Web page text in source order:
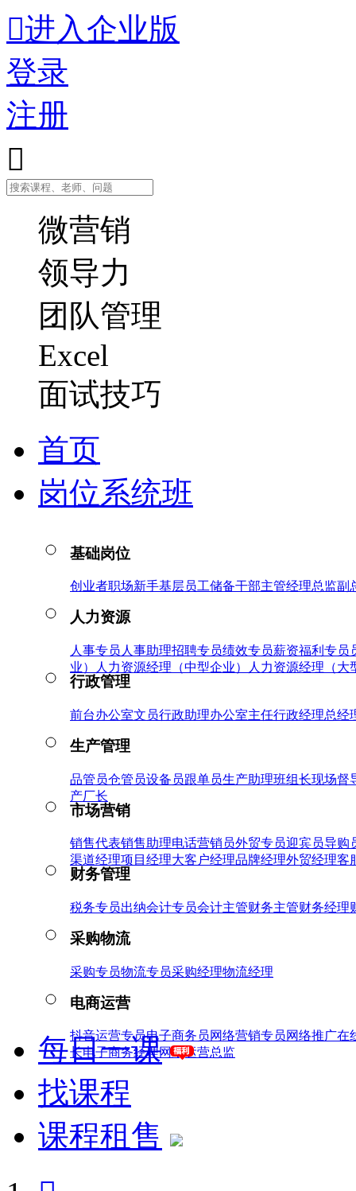
进入企业版
登录
注册

微营销
领导力
团队管理
Excel
面试技巧
首页
岗位系统班
基础岗位
创业者职场新手基层员工储备干部主管经理总监副
人力资源
人事专员 人事助理招聘专员绩效专员薪资福利专员
业）
人力资源经理（中型企业） 人力资源经理（大
行政管理
前台办公室文员行政助理办公室主任行政经理总经
生产管理
品管员仓管员设备员跟单员生产助理班组长现场督
产厂长
市场营销
销售代表销售助理电话营销员外贸专员迎宾员导购
渠道经理项目经理大客户经理品牌经理外贸经理客
财务管理
税务专员出纳会计专员会计主管财务主管财务经理
采购物流
采购专员物流专员采购经理物流经理
电商运营
抖音运营专员电子商务员网络营销专员网络推广在
长电子商务经理网络运营总监
每日一课
找课程
课程租售